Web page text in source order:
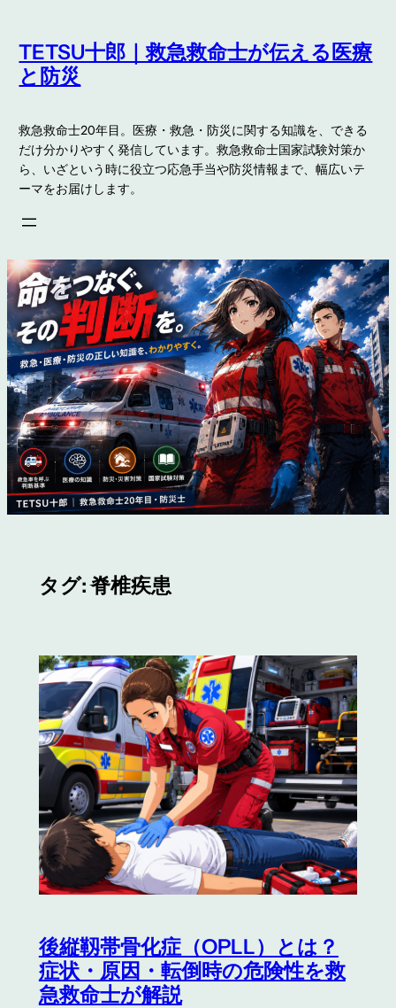
容
を
ス
ッ
プ
TETSU十郎｜救急救命士が伝える医療
と防災
救急救命士20年目。医療・救急・防災に関する知識を、できる
だけ分かりやすく発信しています。救急救命士国家試験対策か
ら、いざという時に役立つ応急手当や防災情報まで、幅広いテ
ーマをお届けします。
タグ:脊椎疾患
後縦靱帯骨化症（OPLL）とは？
症状・原因・転倒時の危険性を救
急救命士が解説